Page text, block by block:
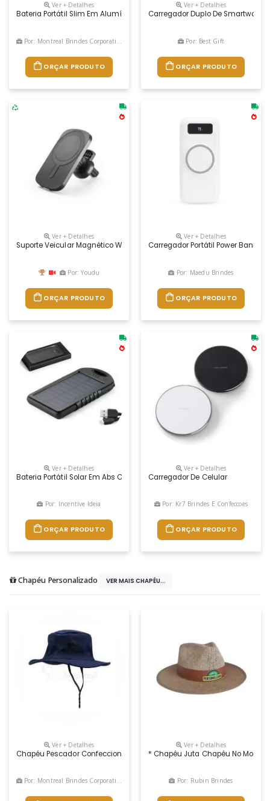
Ver + Detalhes
Bateria Portátil Slim Em Alumínio 100% Reciclado. Bateria De Lítio Com
Por: Montreal Brindes Corporativos
ORÇAR PRODUTO
Ver + Detalhes
Carregador Duplo De
Por: Best Gift
ORÇAR PRODUTO
Ver + Detalhes
Suporte Veicular Magnético Wireless Super Rápido Em Abs 100%
Por: Youdu
ORÇAR PRODUTO
Ver + Detalhes
Carregador Portátil Power Bank
Por: Maedu Brindes
ORÇAR PRODUTO
Ver + Detalhes
Bateria Portátil Solar Em Abs Com Painel Solar E Led. Bateria De Lítio
Por: Incentive Ideia
ORÇAR PRODUTO
Ver + Detalhes
Carregador De Celular
Por: Kr7 Brindes E Confeccoes
ORÇAR PRODUTO
Chapéu Personalizado VER MAIS CHAPÉU...
Ver + Detalhes
Chapéu Pescador Confeccionado Em Brim De Alta Densidade,
Por: Montreal Brindes Corporativos
Ver + Detalhes
* Chapéu Juta Chapéu No
Por: Rubin Brindes